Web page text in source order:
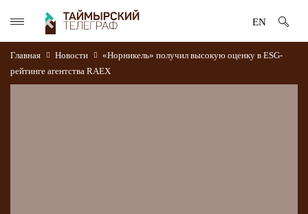
EN
Главная Новости
«Норникель» получил высокую оценку в ESG-
рейтинге агентства RAEX